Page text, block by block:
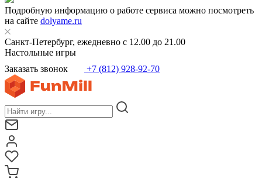
Подробную информацию о работе сервиса можно посмотреть
на сайте dolyame.ru
Санкт-Петербург, ежедневно с 12.00 до 21.00
Настольные игры
Заказать звонок
+7 (812) 928-92-70